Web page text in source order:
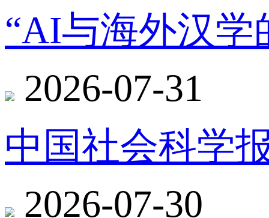
“AI与海外汉学
2026-07-31
中国社会科学
2026-07-30